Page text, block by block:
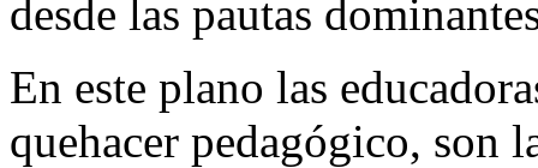
desde las pautas
En este plano las
quehacer pedagógico, son